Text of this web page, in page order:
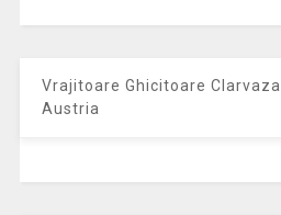
Vrajitoare Ghicitoare
Austria